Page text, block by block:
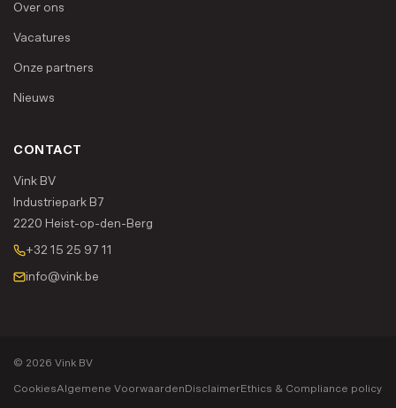
Over ons
Vacatures
Onze partners
Nieuws
CONTACT
Vink BV
Industriepark B7
2220 Heist-op-den-Berg
+32 15 25 97 11
info@vink.be
© 2026 Vink BV
CookiesAlgemene VoorwaardenDisclaimerEthics & Compliance policy